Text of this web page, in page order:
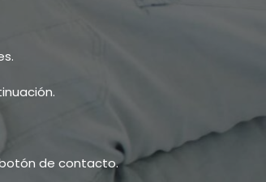
de contacto.